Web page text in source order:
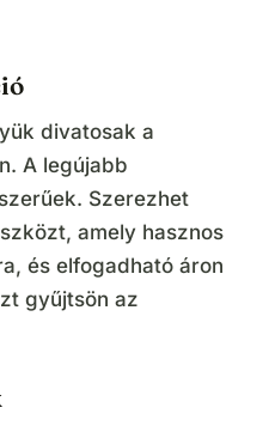
divatosak a
A legújabb
Szerezhet
amely hasznos
és elfogadható áron
gyűjtsön az